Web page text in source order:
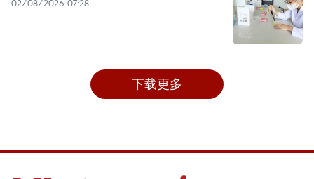
02/08/2026 07:28
下载更多